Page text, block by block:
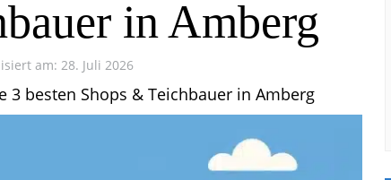
in Amberg
am: 28. Juli 2026
3 besten Shops & Teichbauer in Amberg